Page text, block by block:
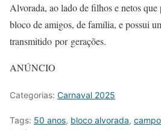
Alvorada, ao lado de filhos e netos
bloco de amigos, de família, e possui
transmitido por gerações.
ANÚNCIO
Categorias: Carnaval 2025
Tags: 50 anos, bloco alvorada,